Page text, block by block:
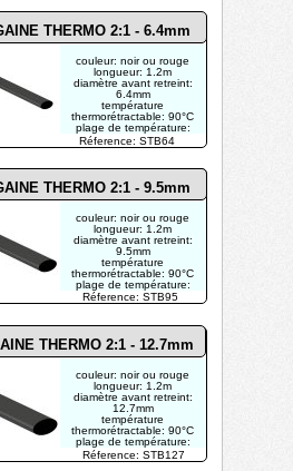
Réference: STB95
Réference: STB64
Réference: STB127
couleur: noir ou rouge
longueur: 1.2m
diamètre avant retreint:
6.4mm
température
thermorétractable: 90°C
plage de température:
125°C
ratio de rétrécissement
couleur: noir ou rouge
longueur: 1.2m
diamètre avant retreint:
9.5mm
température
thermorétractable: 90°C
plage de température:
125°C
ratio de rétrécissement
couleur: noir ou rouge
longueur: 1.2m
diamètre avant retreint:
12.7mm
température
thermorétractable: 90°C
plage de température:
125°C
ratio de rétrécissement
THERMO 2:1 - 12.7mm
THERMO 2:1 - 9.5mm
THERMO 2:1 - 6.4mm